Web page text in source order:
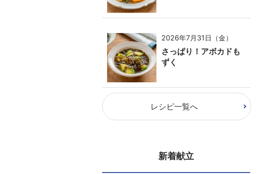
2026年7月31日（金）
さっぱり！アボカドも
ずく
レシピ一覧へ
新着献立